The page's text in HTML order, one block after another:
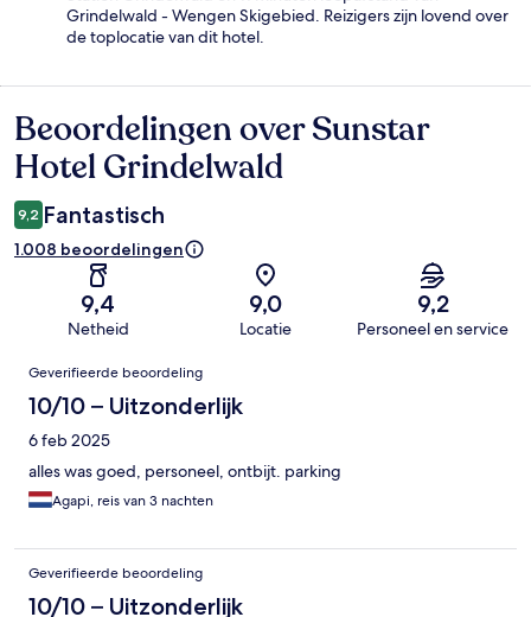
Grindelwald - Wengen Skigebied. Reizigers zijn lovend over
de toplocatie van dit hotel.
Beoordelingen
Beoordelingen over Sunstar
Hotel Grindelwald
9,2 Fantastisch
1.008 beoordelingen
9,4
Netheid
9,0
Locatie
9,2
Personeel en service
Beoordelingen
Geverifieerde beoordeling
10/10 – Uitzonderlijk
6 feb 2025
alles was goed, personeel, ontbijt. parking
Agapi, reis van 3 nachten
Geverifieerde beoordeling
10/10 – Uitzonderlijk